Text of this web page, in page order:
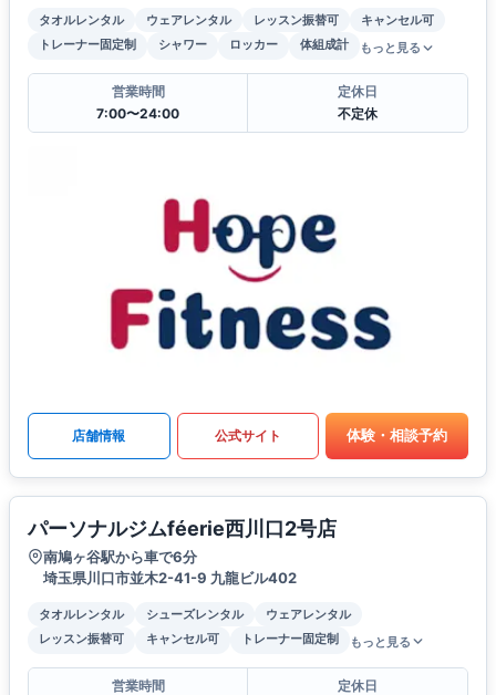
タオルレンタル ウェアレンタル レッスン振替可
キャンセル可
トレーナー固定制
シャワー ロッカー 体組成計 もっと見る
営業時間
7:00〜24:00
定休日
不定休
店舗情報 公式サイト 体験・相談予約
パーソナルジムféerie西川口2号店
南鳩ヶ谷駅から車で6分
埼玉県川口市並木2-41-9 九龍ビル402
タオルレンタル シューズレンタル
ウェアレンタル
レッスン振替可
キャンセル可 トレーナー固定制 もっと見る
営業時間
定休日